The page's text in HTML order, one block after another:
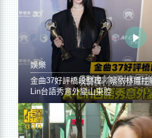
娛樂
金曲37好評橋段整理／蔡依林遭控
Lin台語秀意外變山東腔